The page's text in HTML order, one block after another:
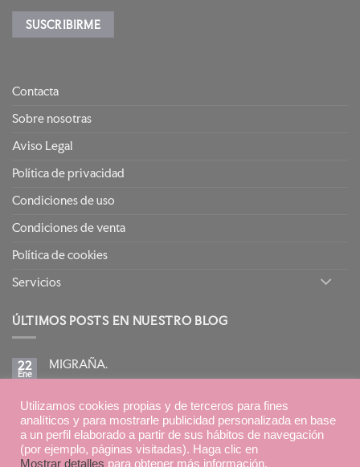
Contacta
Sobre nosotras
Aviso Legal
Política de privacidad
Condiciones de uso
Condiciones de venta
Política de cookies
Servicios
ÚLTIMOS POSTS EN NUESTRO BLOG
22
Ene
MIGRAÑA.
No
en
MIGRAÑA.
15
BIRETIX ISOREPAIR: PIELES GRASAS TENDENCIA
ACNEICA CON TRATAMIENTOS RETINOIDES
No
hay
comentarios
en
Utilizamos cookies propias y de terceros para fines
analíticos y para mostrarle publicidad personalizada en base
a un perfil elaborado a partir de sus hábitos de navegación
(por ejemplo, páginas visitadas). Haga clic en
Mostrar detalles para obtener más información.